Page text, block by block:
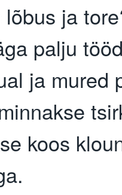
ja
palju
ja mured
koos